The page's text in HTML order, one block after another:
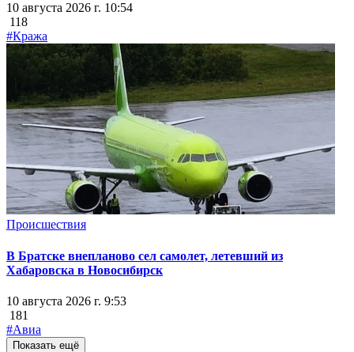
10 августа 2026 г. 10:54
118
#Кража
Происшествия
В Братске внепланово сел самолет, летевший из
Хабаровска в Новосибирск
10 августа 2026 г. 9:53
181
#Авиа
Показать ещё